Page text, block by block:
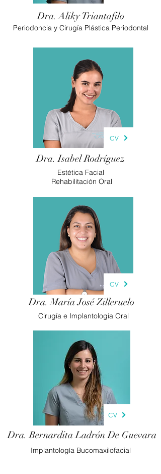
Dra. Aliky Triantafilo
Periodoncia y Cirugía Plástica Periodontal
CV
Dra. Isabel Rodríguez
Estética Facial
Rehabilitación Oral
CV
Dra. María José Zilleruelo
Cirugía e Implantología Oral
CV
Dra. Bernardita Ladrón De Guevara
Implantología Bucomaxilofacial